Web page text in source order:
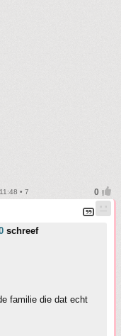
• 7
schreef
familie die dat echt